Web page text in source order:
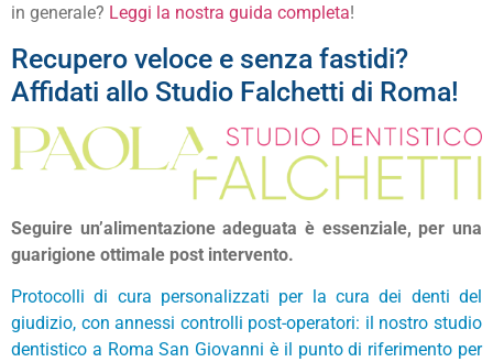
in generale? Leggi la nostra guida completa!
Recupero veloce e senza fastidi?
Affidati allo Studio Falchetti di Roma!
Seguire un’alimentazione adeguata è essenziale, per una
guarigione ottimale post intervento.
Protocolli di cura personalizzati per la cura dei denti del
giudizio, con annessi controlli post-operatori: il nostro studio
dentistico a Roma San Giovanni è il punto di riferimento per